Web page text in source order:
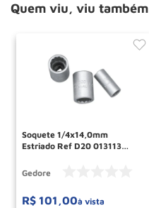
Quem viu, viu também
Soquete 1/4x14,0mm
Estriado Ref D20 013113
Gedore
R$ 101 ,00à vista